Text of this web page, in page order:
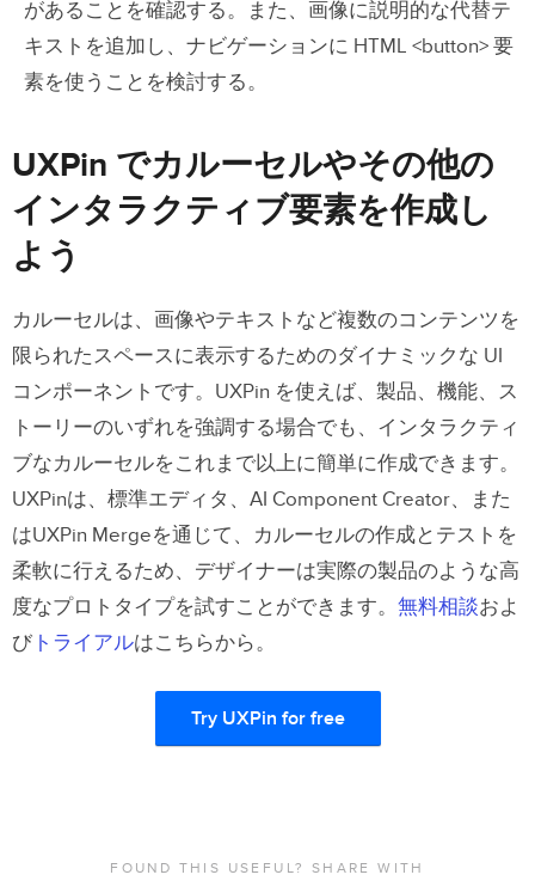
があることを確認する。また、画像に説明的な代替テ
キストを追加し、ナビゲーションに HTML <button> 要
素を使うことを検討する。
UXPin でカルーセルやその他の
インタラクティブ要素を作成し
よう
カルーセルは、画像やテキストなど複数のコンテンツを
限られたスペースに表示するためのダイナミックな UI
コンポーネントです。UXPin を使えば、製品、機能、ス
トーリーのいずれを強調する場合でも、インタラクティ
ブなカルーセルをこれまで以上に簡単に作成できます。
UXPinは、標準エディタ、AI Component Creator、また
はUXPin Mergeを通じて、カルーセルの作成とテストを
柔軟に行えるため、デザイナーは実際の製品のような高
度なプロトタイプを試すことができます。 無料相談およ
び トライアルはこちらから。
Try UXPin for free
FOUND THIS USEFUL? SHARE WITH